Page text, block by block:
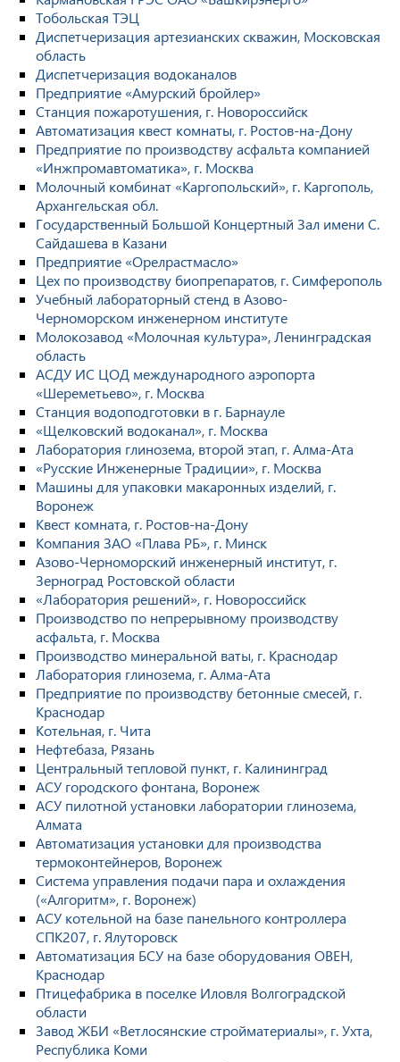
Тобольская ТЭЦ
Диспетчеризация артезианских скважин, Московская
область
Диспетчеризация водоканалов
Предприятие «Амурский бройлер»
Станция пожаротушения, г. Новороссийск
Автоматизация квест комнаты, г. Ростов-на-Дону
Предприятие по производству асфальта компанией
«Инжпромавтоматика», г. Москва
Молочный комбинат «Каргопольский», г. Каргополь,
Архангельская обл.
Государственный Большой Концертный Зал имени С.
Сайдашева в Казани
Предприятие «Орелрастмасло»
Цех по производству биопрепаратов, г. Симферополь
Учебный лабораторный стенд в Азово-
Черноморском инженерном институте
Молокозавод «Молочная культура», Ленинградская
область
АСДУ ИС ЦОД международного аэропорта
«Шереметьево», г. Москва
Станция водоподготовки в г. Барнауле
«Щелковский водоканал», г. Москва
Лаборатория глинозема, второй этап, г. Алма-Ата
«Русские Инженерные Традиции», г. Москва
Машины для упаковки макаронных изделий, г.
Воронеж
Квест комната, г. Ростов-на-Дону
Компания ЗАО «Плава РБ», г. Минск
Азово-Черноморский инженерный институт, г.
Зерноград Ростовской области
«Лаборатория решений», г. Новороссийск
Производство по непрерывному производству
асфальта, г. Москва
Производство минеральной ваты, г. Краснодар
Лаборатория глинозема, г. Алма-Ата
Предприятие по производству бетонные смесей, г.
Краснодар
Котельная, г. Чита
Нефтебаза, Рязань
Центральный тепловой пункт, г. Калининград
АСУ городского фонтана, Воронеж
АСУ пилотной установки лаборатории глинозема,
Алмата
Автоматизация установки для производства
термоконтейнеров, Воронеж
Система управления подачи пара и охлаждения
(«Алгоритм», г. Воронеж)
АСУ котельной на базе панельного контроллера
СПК207, г. Ялуторовск
Автоматизация БСУ на базе оборудования ОВЕН,
Краснодар
Птицефабрика в поселке Иловля Волгоградской
области
Завод ЖБИ «Ветлосянские стройматериалы», г. Ухта,
Республика Коми